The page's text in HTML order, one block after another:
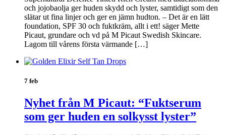
och jojobaolja ger huden skydd och lyster, samtidigt som den
slätar ut fina linjer och ger en jämn hudton. – Det är en lätt
foundation, SPF 30 och fuktkräm, allt i ett! säger Mette
Picaut, grundare och vd på M Picaut Swedish Skincare.
Lagom till vårens första värmande […]
7 feb
Nyhet från M Picaut: “Fuktserum
som ger huden en solkysst lyster”